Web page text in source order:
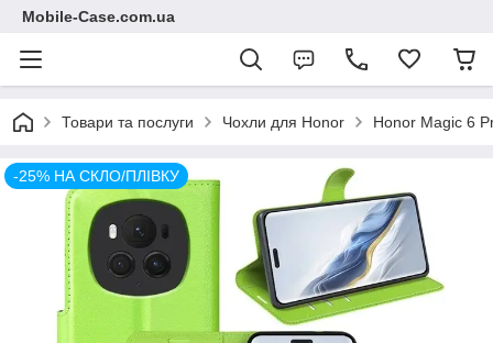
Mobile-Case.com.ua
Товари та послуги Чохли для Honor Honor Magic 6
-25% НА СКЛО/ПЛІВКУ